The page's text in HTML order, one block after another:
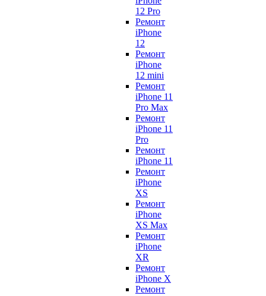
12 Pro
Ремонт
iPhone
12
Ремонт
iPhone
12 mini
Ремонт
iPhone 11
Pro Max
Ремонт
iPhone 11
Pro
Ремонт
iPhone 11
Ремонт
iPhone
XS
Ремонт
iPhone
XS Max
Ремонт
iPhone
XR
Ремонт
iPhone X
Ремонт